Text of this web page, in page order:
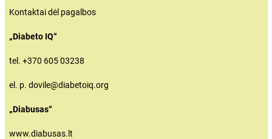
Kontaktai dėl pagalbos
„Diabeto IQ“
tel. +370 605 03238
el. p. dovile@diabetoiq.org
„Diabusas“
www.diabusas.lt